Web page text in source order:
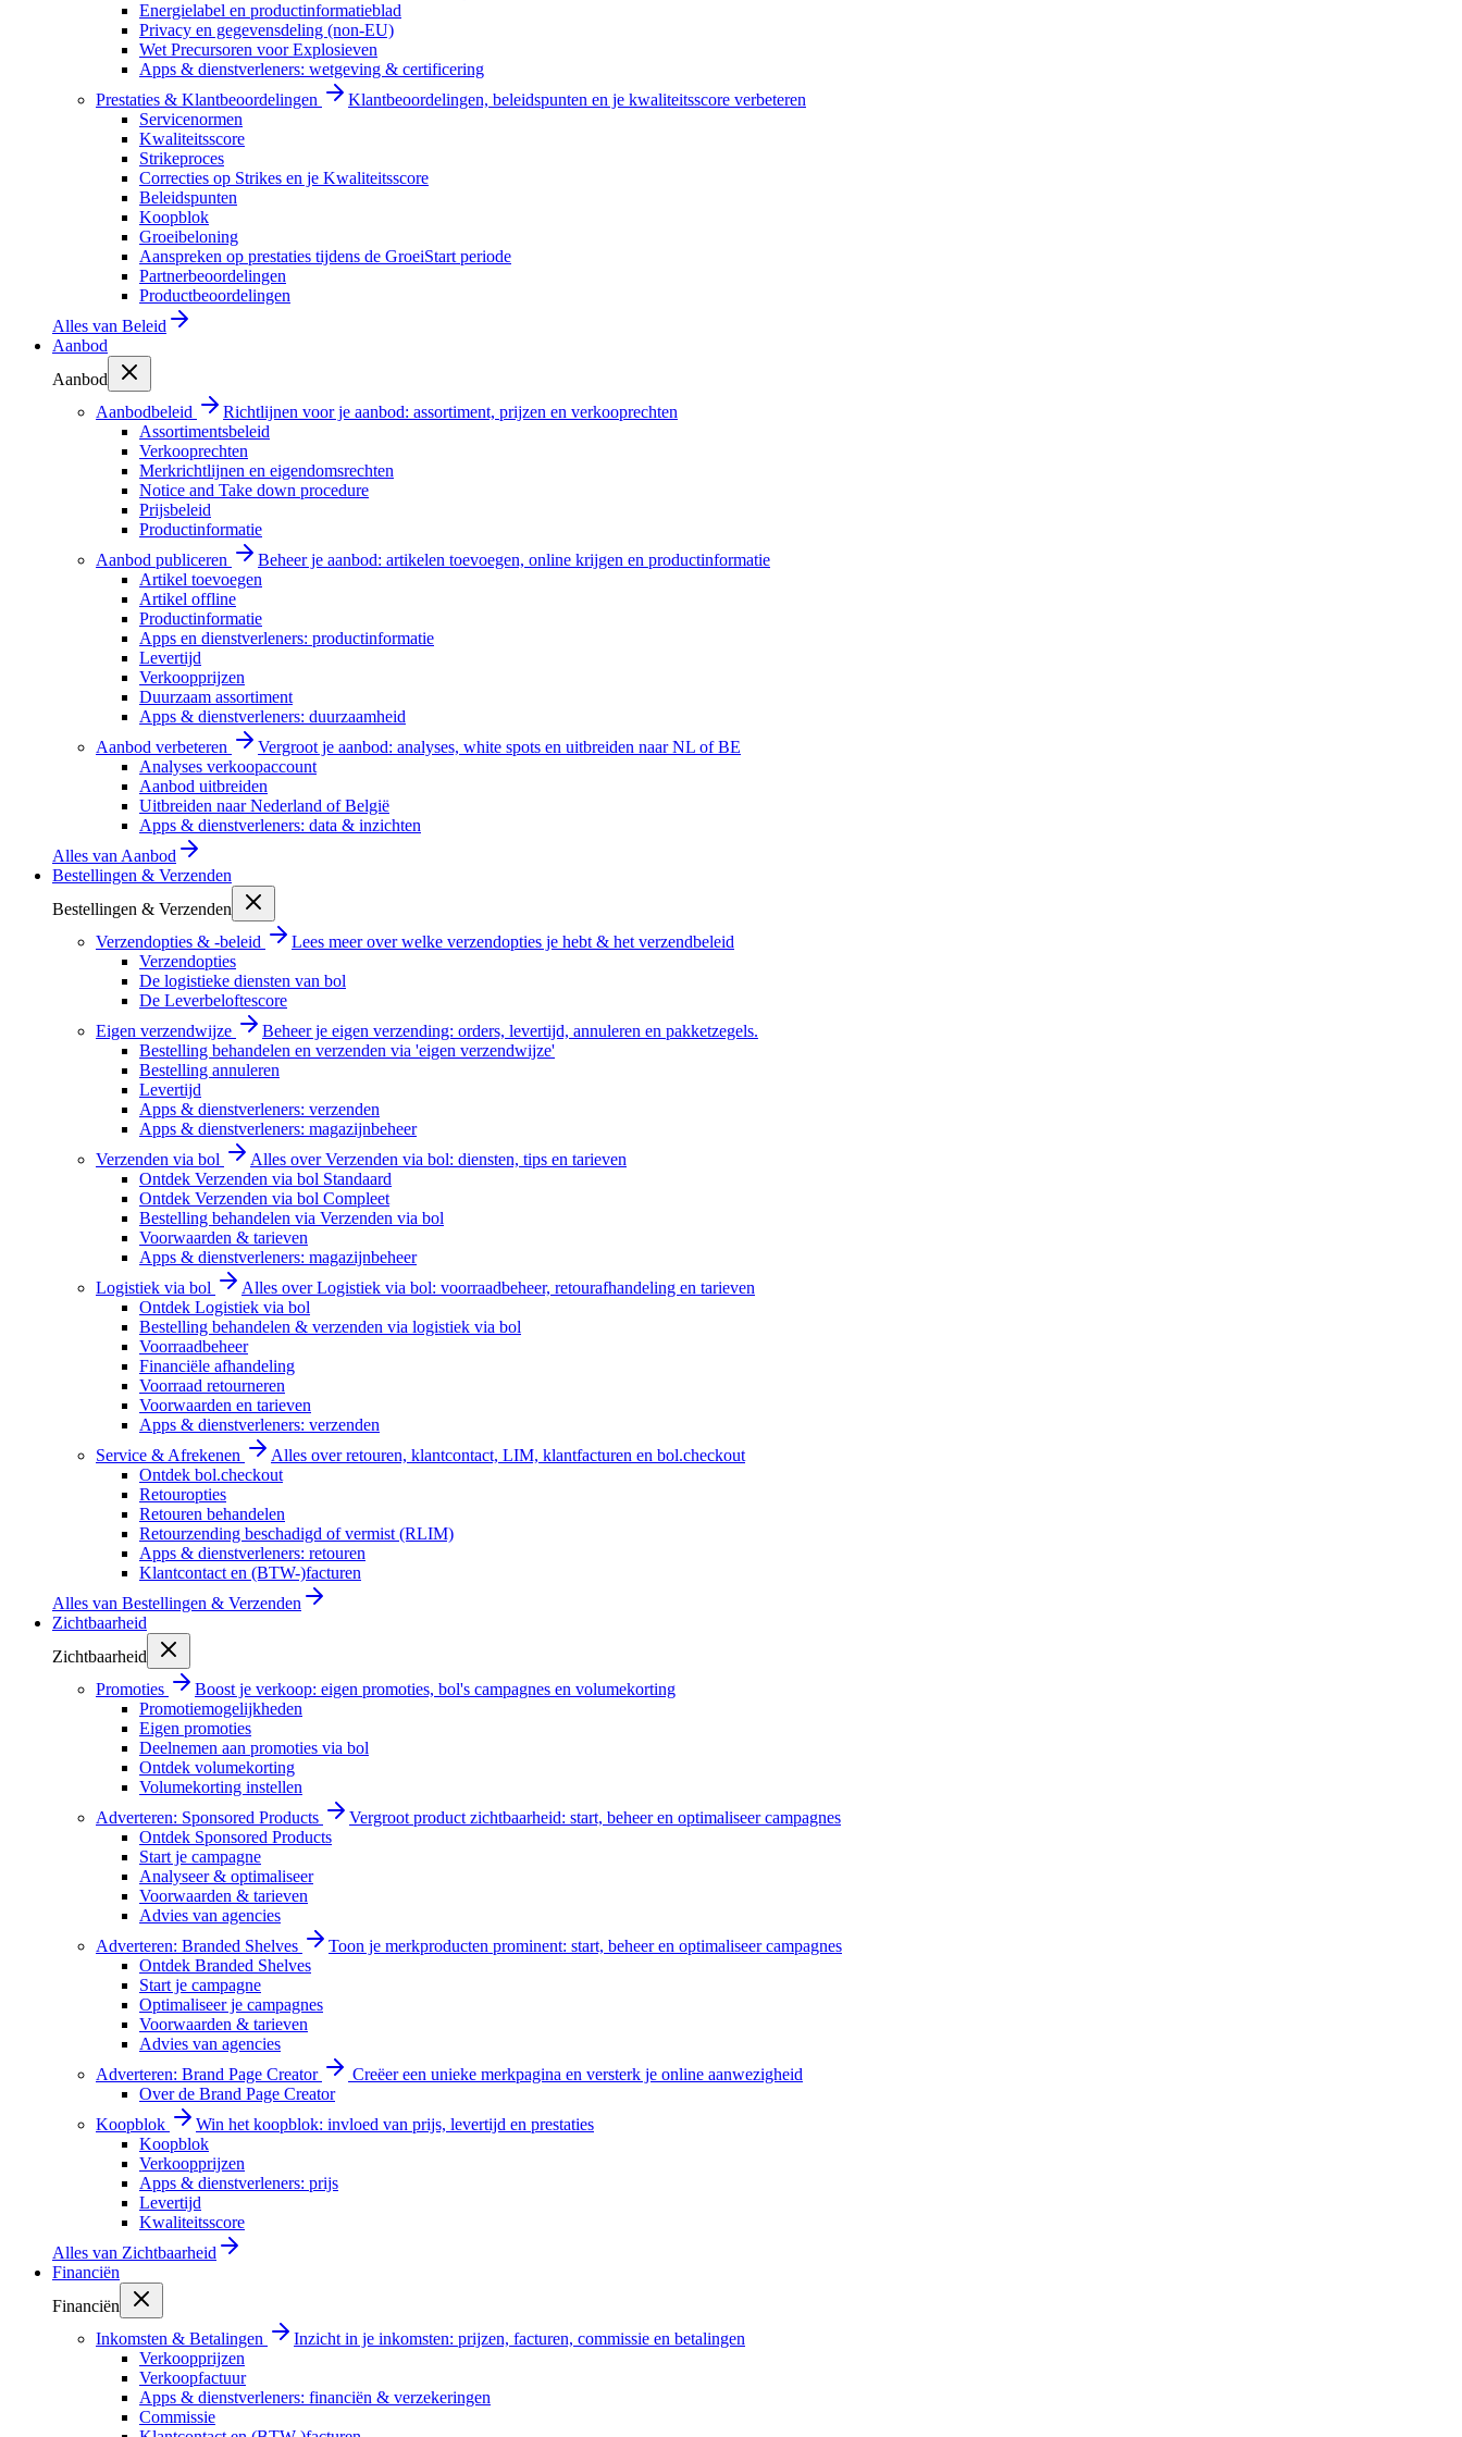
Energielabel en productinformatieblad
Privacy en gegevensdeling (non-EU)
Wet Precursoren voor Explosieven
Apps & dienstverleners: wetgeving & certificering
Prestaties & Klantbeoordelingen
Klantbeoordelingen, beleidspunten en je kwaliteitsscore verbeteren
Servicenormen
Kwaliteitsscore
Strikeproces
Correcties op Strikes en je Kwaliteitsscore
Beleidspunten
Koopblok
Groeibeloning
Aanspreken op prestaties tijdens de GroeiStart periode
Partnerbeoordelingen
Productbeoordelingen
Alles van Beleid
Aanbod
Aanbod
Aanbodbeleid
Richtlijnen voor je aanbod: assortiment, prijzen en verkooprechten
Assortimentsbeleid
Verkooprechten
Merkrichtlijnen en eigendomsrechten
Notice and Take down procedure
Prijsbeleid
Productinformatie
Aanbod publiceren
Beheer je aanbod: artikelen toevoegen, online krijgen en productinformatie
Artikel toevoegen
Artikel offline
Productinformatie
Apps en dienstverleners: productinformatie
Levertijd
Verkoopprijzen
Duurzaam assortiment
Apps & dienstverleners: duurzaamheid
Aanbod verbeteren
Vergroot je aanbod: analyses, white spots en uitbreiden naar NL of BE
Analyses verkoopaccount
Aanbod uitbreiden
Uitbreiden naar Nederland of België
Apps & dienstverleners: data & inzichten
Alles van Aanbod
Bestellingen & Verzenden
Bestellingen & Verzenden
Verzendopties & -beleid
Lees meer over welke verzendopties je hebt & het verzendbeleid
Verzendopties
De logistieke diensten van bol
De Leverbeloftescore
Eigen verzendwijze
Beheer je eigen verzending: orders, levertijd, annuleren en pakketzegels.
Bestelling behandelen en verzenden via 'eigen verzendwijze'
Bestelling annuleren
Levertijd
Apps & dienstverleners: verzenden
Apps & dienstverleners: magazijnbeheer
Verzenden via bol
Alles over Verzenden via bol: diensten, tips en tarieven
Ontdek Verzenden via bol Standaard
Ontdek Verzenden via bol Compleet
Bestelling behandelen via Verzenden via bol
Voorwaarden & tarieven
Apps & dienstverleners: magazijnbeheer
Logistiek via bol
Alles over Logistiek via bol: voorraadbeheer, retourafhandeling en tarieven
Ontdek Logistiek via bol
Bestelling behandelen & verzenden via logistiek via bol
Voorraadbeheer
Financiële afhandeling
Voorraad retourneren
Voorwaarden en tarieven
Apps & dienstverleners: verzenden
Service & Afrekenen
Alles over retouren, klantcontact, LIM, klantfacturen en bol.checkout
Ontdek bol.checkout
Retouropties
Retouren behandelen
Retourzending beschadigd of vermist (RLIM)
Apps & dienstverleners: retouren
Klantcontact en (BTW-)facturen
Alles van Bestellingen & Verzenden
Zichtbaarheid
Zichtbaarheid
Promoties
Boost je verkoop: eigen promoties, bol's campagnes en volumekorting
Promotiemogelijkheden
Eigen promoties
Deelnemen aan promoties via bol
Ontdek volumekorting
Volumekorting instellen
Adverteren: Sponsored Products
Vergroot product zichtbaarheid: start, beheer en optimaliseer campagnes
Ontdek Sponsored Products
Start je campagne
Analyseer & optimaliseer
Voorwaarden & tarieven
Advies van agencies
Adverteren: Branded Shelves
Toon je merkproducten prominent: start, beheer en optimaliseer campagnes
Ontdek Branded Shelves
Start je campagne
Optimaliseer je campagnes
Voorwaarden & tarieven
Advies van agencies
Adverteren: Brand Page Creator
Creëer een unieke merkpagina en versterk je online aanwezigheid
Over de Brand Page Creator
Koopblok
Win het koopblok: invloed van prijs, levertijd en prestaties
Koopblok
Verkoopprijzen
Apps & dienstverleners: prijs
Levertijd
Kwaliteitsscore
Alles van Zichtbaarheid
Financiën
Financiën
Inkomsten & Betalingen
Inzicht in je inkomsten: prijzen, facturen, commissie en betalingen
Verkoopprijzen
Verkoopfactuur
Apps & dienstverleners: financiën & verzekeringen
Commissie